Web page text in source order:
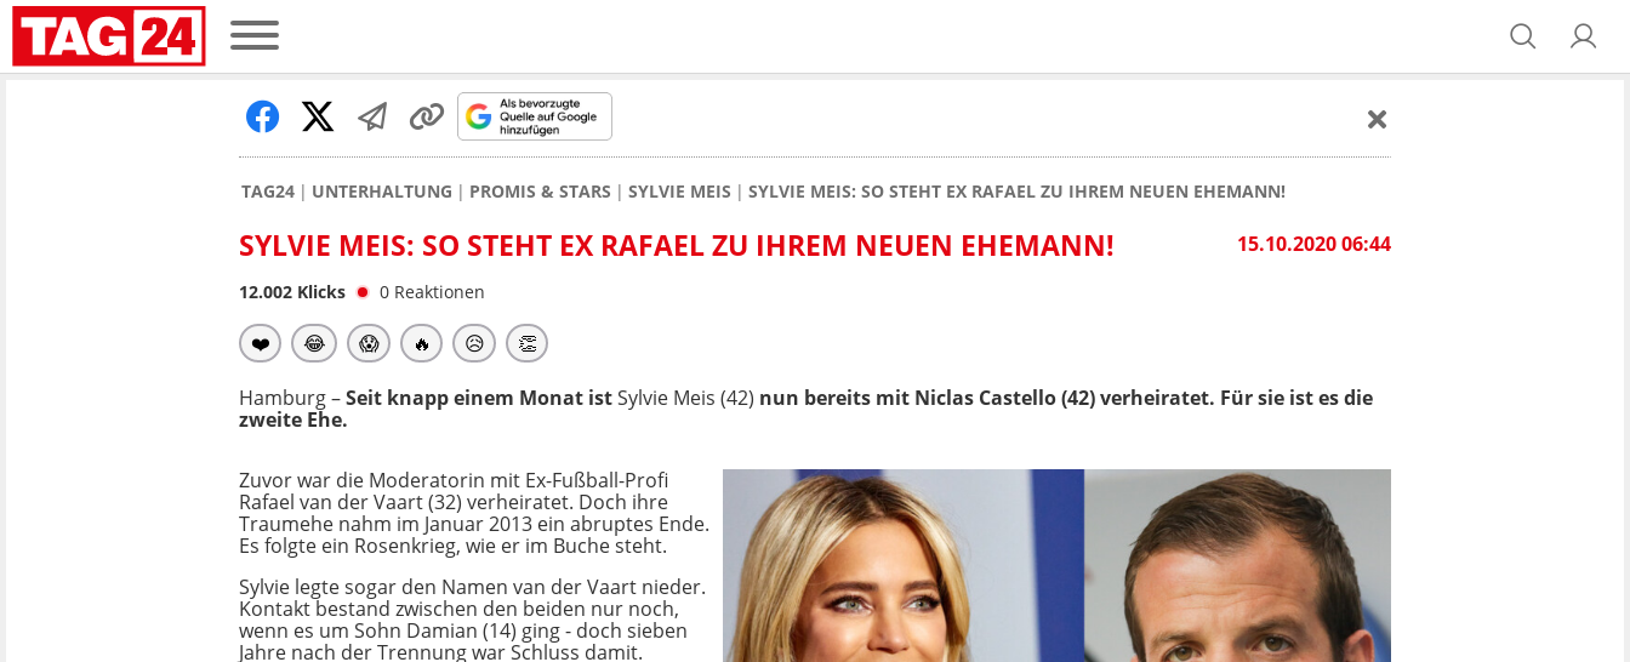
TAG24 UNTERHALTUNG PROMIS & STARS SYLVIE MEIS SYLVIE MEIS: SO STEHT EX RAFAEL ZU IHREM NEUEN EHEMANN!
15.10.2020 06:44
SYLVIE MEIS: SO STEHT EX RAFAEL ZU IHREM NEUEN EHEMANN!
12.002 Klicks 0 Reaktionen
❤️ 😂 😱 🔥 😥 👏
Hamburg –Seit knapp einem Monat istSylvie Meis (42) nun bereits mit Niclas Castello (42) verheiratet. Für sie ist es die
zweite Ehe.
Zuvor war die Moderatorin mit Ex-Fußball-Profi
Rafael van der Vaart (32) verheiratet. Doch ihre
Traumehe nahm im Januar 2013 ein abruptes Ende.
Es folgte ein Rosenkrieg, wie er im Buche steht.
Sylvie legte sogar den Namen van der Vaart nieder.
Kontakt bestand zwischen den beiden nur noch,
wenn es um Sohn Damian (14) ging - doch sieben
Jahre nach der Trennung war Schluss damit.